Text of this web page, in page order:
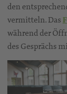
den
vermitteln. Das
während der
des Gesprächs